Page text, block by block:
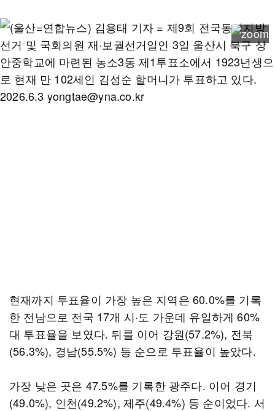
현재까지 투표율이 가장 높은 지역은 60.0%를 기록
한 전남으로 전국 17개 시·도 가운데 유일하게 60%
대 투표율을 보였다. 뒤를 이어 강원(57.2%), 전북
(56.3%), 경남(55.5%) 등 순으로 투표율이 높았다.
가장 낮은 곳은 47.5%를 기록한 광주다. 이어 경기
(49.0%), 인천(49.2%), 제주(49.4%) 등 순이었다. 서